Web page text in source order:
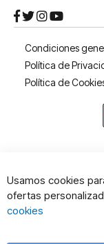
Condiciones
Política de
Política de
Usamos cookies
ofertas
cookies